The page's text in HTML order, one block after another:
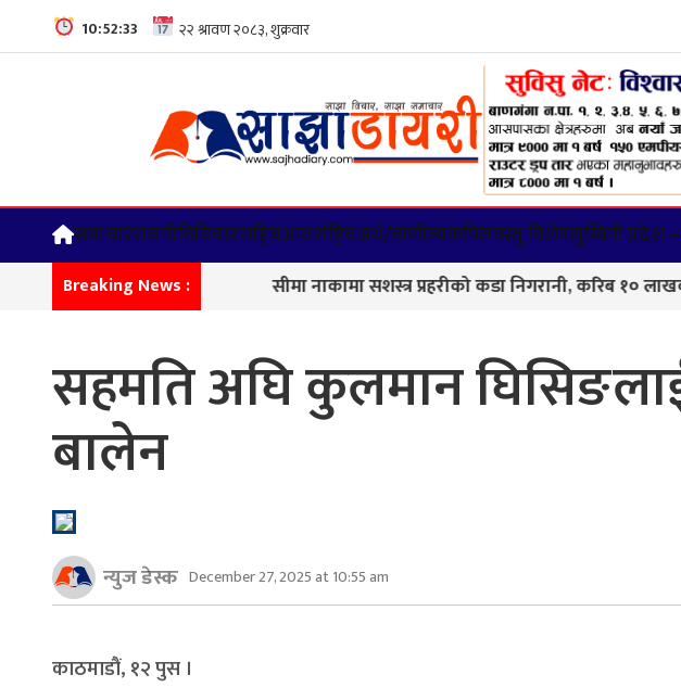
10:52:34
समाचारराजनीतिविचारराष्ट्रियअन्तर्राष्ट्रियअर्थ/वाणीज्यकपिलवस्तु विशेषलुम्बिनी प्रदेश +
Breaking News : सीमा नाकामा सशस्त्र प्रहरीको कडा निगरानी, करिब १० लाखका
सहमति अघि कुलमान
बालेन
न्युज डेस्क December 27, 2025 at 10:55 am
काठमाडौं,१२ पुस ।